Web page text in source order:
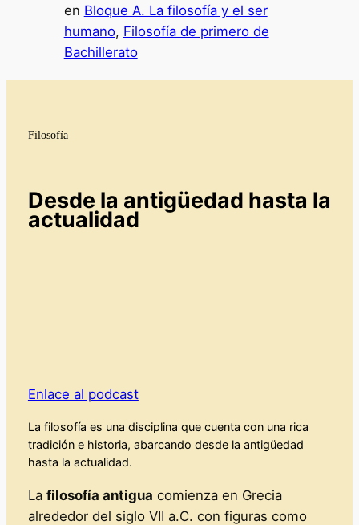
en Bloque A. La filosofía y el ser
humano, Filosofía de primero de
Bachillerato
Filosofía
Desde la antigüedad hasta la
actualidad
Enlace al podcast
La filosofía es una disciplina que cuenta con una rica
tradición e historia, abarcando desde la antigüedad
hasta la actualidad.
La filosofía antigua comienza en Grecia
alrededor del siglo VII a.C. con figuras como